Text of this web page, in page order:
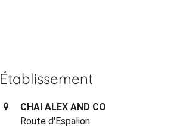
Établissement
CHAI ALEX AND CO
Route d'Espalion